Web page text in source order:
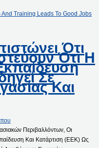
Ότι
Ότι Η
Σε
Και
Περιβαλλόντων, Οι
Και Κατάρτιση (ΕΕΚ) Ως